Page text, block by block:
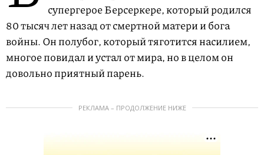
супергерое Берсеркере, который родился
80 тысяч лет назад от смертной матери и бога
войны. Он полубог, который тяготится насилием,
многое повидал и устал от мира, но в целом он
довольно приятный парень.
РЕКЛАМА – ПРОДОЛЖЕНИЕ НИЖЕ